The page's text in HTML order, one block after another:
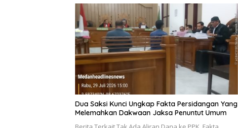
Dua Saksi Kunci Ungkap Fakta Persidangan Yang
Melemahkan Dakwaan Jaksa Penuntut Umum